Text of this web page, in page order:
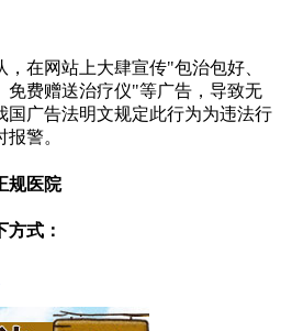
在网站上大肆宣传"包治包好、
免费赠送治疗仪"等广告，导致无
国广告法明文规定此行为为违法行
警。
规医院
式：